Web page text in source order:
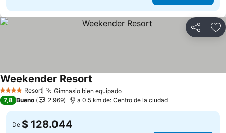
Compartir
4 EstrellasResort Gimnasio bien equipado
Weekender Resort
7,8 Bueno 2.969 a 0.5 km de: Centro de la ciudad
De $ 128.044